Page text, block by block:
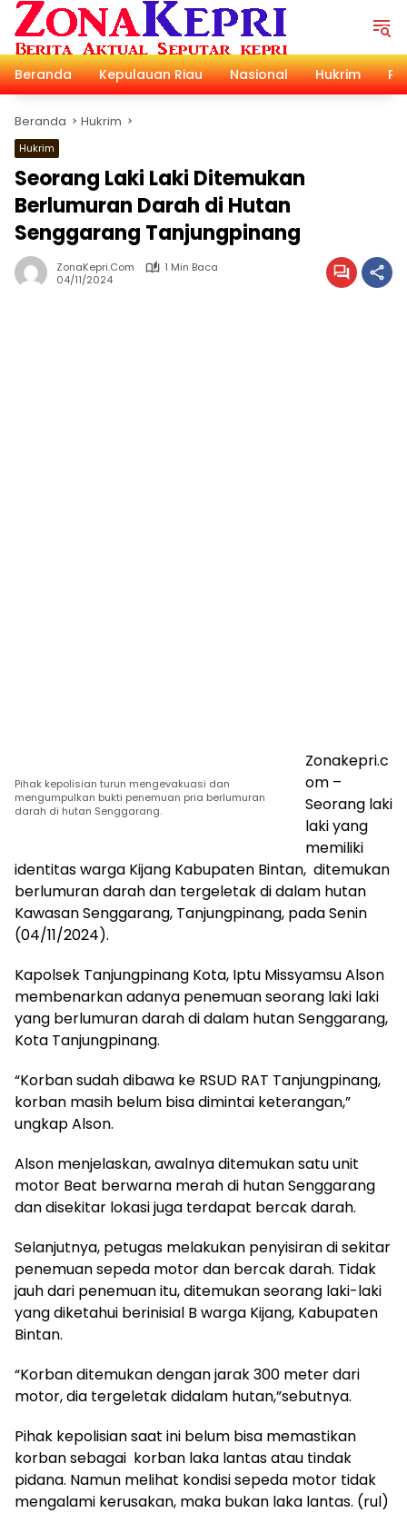
Langsung
konten
Beranda
Kepulauan Riau Nasional Hukrim
Beranda Hukrim
Hukrim
Seorang Laki Laki Ditemukan
Berlumuran Darah di Hutan
Senggarang Tanjungpinang
ZonaKepri.com
1 Min Baca
04/11/2024
Pihak kepolisian turun mengevakuasi dan
mengumpulkan bukti penemuan pria berlumuran
darah di hutan Senggarang.
Zonakepri.c
om –
Seorang laki
laki yang
memiliki
identitas warga Kijang Kabupaten Bintan, ditemukan
berlumuran darah dan tergeletak di dalam hutan
Kawasan Senggarang, Tanjungpinang, pada Senin
(04/11/2024).
Kapolsek Tanjungpinang Kota, Iptu Missyamsu Alson
membenarkan adanya penemuan seorang laki laki
yang berlumuran darah di dalam hutan Senggarang,
Kota Tanjungpinang.
“Korban sudah dibawa ke RSUD RAT Tanjungpinang,
korban masih belum bisa dimintai keterangan,”
ungkap Alson.
Alson menjelaskan, awalnya ditemukan satu unit
motor Beat berwarna merah di hutan Senggarang
dan disekitar lokasi juga terdapat bercak darah.
Selanjutnya, petugas melakukan penyisiran di sekitar
penemuan sepeda motor dan bercak darah. Tidak
jauh dari penemuan itu, ditemukan seorang laki-laki
yang diketahui berinisial B warga Kijang, Kabupaten
Bintan.
“Korban ditemukan dengan jarak 300 meter dari
motor, dia tergeletak didalam hutan,”sebutnya.
Pihak kepolisian saat ini belum bisa memastikan
korban sebagai korban laka lantas atau tindak
pidana. Namun melihat kondisi sepeda motor tidak
mengalami kerusakan, maka bukan laka lantas. (rul)